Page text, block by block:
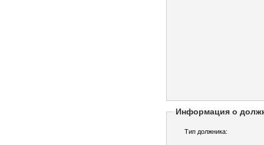
Информация о
Тип должника: